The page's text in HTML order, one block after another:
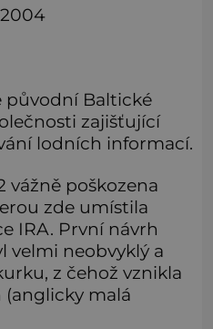
původní Baltické
zajišťující
lodních informací.
vážně poškozena
zde umístila
IRA. První návrh
velmi neobvyklý a
z čehož vznikla
(anglicky malá